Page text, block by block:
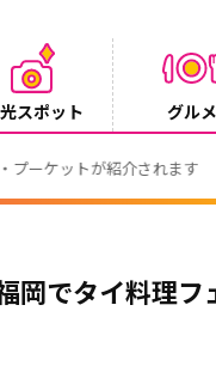
スポット グルメ
紹介されます
岡でタイ料理フ